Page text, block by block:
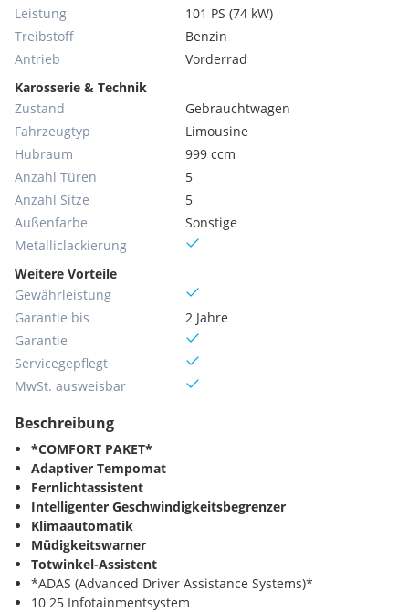
Leistung
101 PS (74 kW)
Treibstoff
Benzin
Antrieb
Vorderrad
Karosserie & Technik
Zustand
Gebrauchtwagen
Fahrzeugtyp
Limousine
Hubraum
999 ccm
Anzahl Türen
5
Anzahl Sitze
5
Außenfarbe
Sonstige
Metallic­lackierung
Weitere Vorteile
Gewährleistung
Garantie bis
2 Jahre
Garantie
Servicegepflegt
MwSt. ausweisbar
Beschreibung
*COMFORT PAKET*
Adaptiver Tempomat
Fernlichtassistent
Intelligenter Geschwindigkeitsbegrenzer
Klimaautomatik
Müdigkeitswarner
Totwinkel-Assistent
*ADAS (Advanced Driver Assistance Systems)*
10 25 Infotainmentsystem